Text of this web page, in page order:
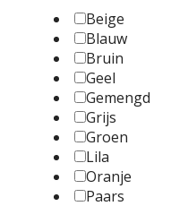
Beige
Blauw
Bruin
Geel
Gemengd
Grijs
Groen
Lila
Oranje
Paars